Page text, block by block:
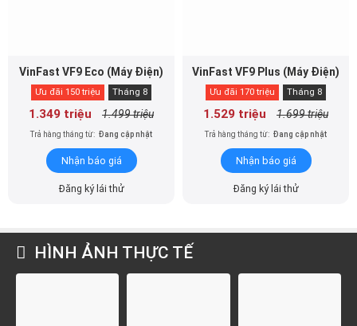
VinFast VF9 Eco (Máy Điện)
Ưu đãi 150 triệu Tháng 8
1.349 triệu 1.499 triệu
Trả hàng tháng từ: Đang cập nhật
Nhận báo giá
Đăng ký lái thử
VinFast VF9 Plus (Máy Điện)
Ưu đãi 170 triệu Tháng 8
1.529 triệu 1.699 triệu
Trả hàng tháng từ: Đang cập nhật
Nhận báo giá
Đăng ký lái thử
HÌNH ẢNH THỰC TẾ